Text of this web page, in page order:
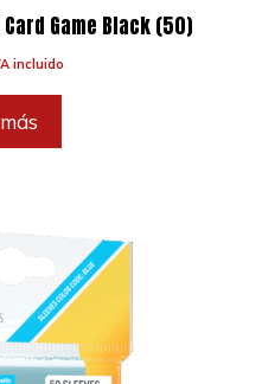
Game Black (50)
incluido